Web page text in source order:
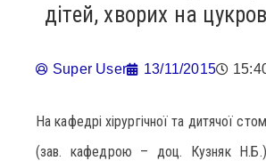
дітей, хворих на
Super User 13/11/2015
На кафедрі хірургічної та дитячої
(зав. кафедрою – доц. Кузняк